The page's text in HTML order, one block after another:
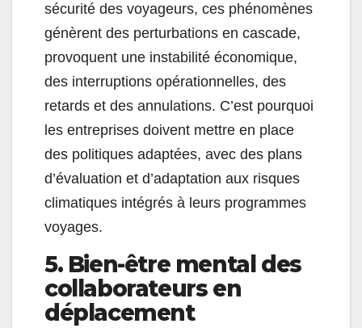
sécurité des voyageurs, ces phénomènes
génèrent des perturbations en cascade,
provoquent une instabilité économique,
des interruptions opérationnelles, des
retards et des annulations. C’est pourquoi
les entreprises doivent mettre en place
des politiques adaptées, avec des plans
d’évaluation et d’adaptation aux risques
climatiques intégrés à leurs programmes
voyages.
5. Bien-être mental des
collaborateurs en
déplacement